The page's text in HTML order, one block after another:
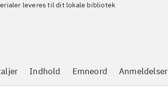
leveres til dit lokale bibliotek
Indhold Emneord Anmeldelser